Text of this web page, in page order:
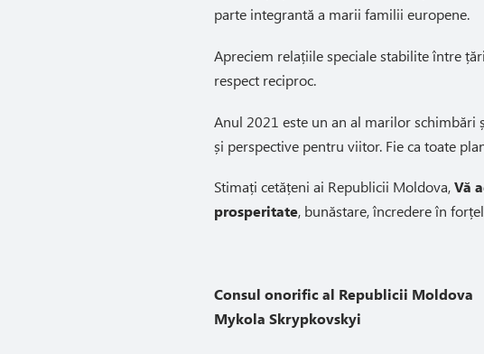
parte integrantă a marii familii europene.
Apreciem relațiile speciale stabilite între
respect reciproc.
Anul 2021 este un an al marilor schimbări
și perspective pentru viitor. Fie ca toate
Stimați cetățeni ai Republicii Moldova,Vă
prosperitate, bunăstare, încredere în
Consul onorific al Republicii Moldova
Mykola Skrypkovskyi